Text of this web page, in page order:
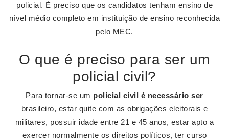
policial. É preciso que os candidatos tenham ensino de
nível médio completo em instituição de ensino reconhecida
pelo MEC.
O que é preciso para ser um
policial civil?
Para tornar-se um policial civil é necessário ser
brasileiro, estar quite com as obrigações eleitorais e
militares, possuir idade entre 21 e 45 anos, estar apto a
exercer normalmente os direitos políticos, ter curso